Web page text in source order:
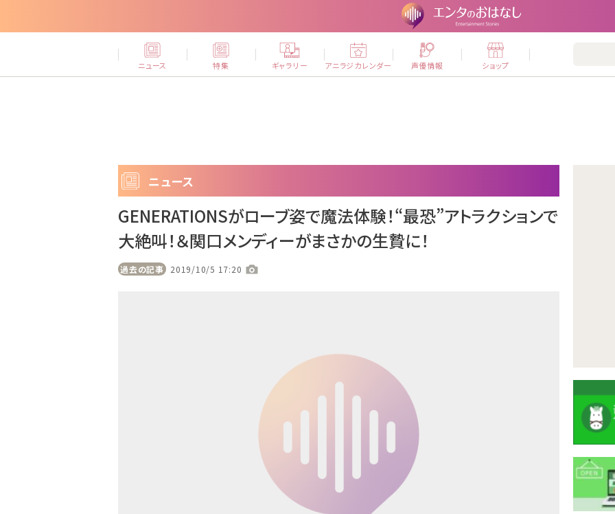
ニュース 特集 ギャラリー アニラジカレンダー 声優情報 ショップ
ニュース
GENERATIONSがローブ姿で魔法体験！“最恐”アトラクションで
大絶叫！＆関口メンディーがまさかの生贄に！
過去の記事 2019/10/5 17:20